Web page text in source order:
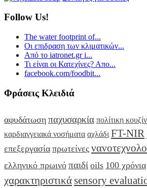
Follow Us!
The water footprint of...
Οι επιδραση των κλιματικών...
Από το iatronet.gr i...
Τι είναι οι Κατεχίνες? Απο...
facebook.com/foodbit...
Φράσεις Κλειδιά
αφυδάτωση παχυσαρκία πολίτικη
καρδιαγγειακά νοσήματα αχλάδι FT-NIR
επεξεργασία πρωτείνες
ελληνικό πρωινό παιδί oils 100 χρόνια
χαρακτηριστικάsensory